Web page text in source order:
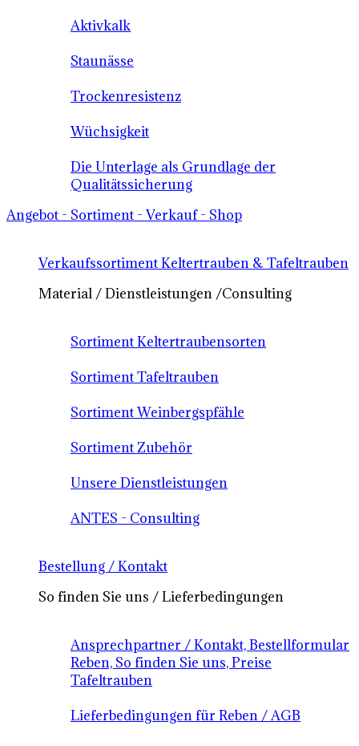
Aktivkalk
Staunässe
Trockenresistenz
Wüchsigkeit
Die Unterlage als Grundlage der
Qualitätssicherung
Angebot - Sortiment - Verkauf - Shop
Verkaufssortiment Keltertrauben & Tafeltrauben
Material / Dienstleistungen /Consulting
Sortiment Keltertraubensorten
Sortiment Tafeltrauben
Sortiment Weinbergspfähle
Sortiment Zubehör
Unsere Dienstleistungen
ANTES - Consulting
Bestellung / Kontakt
So finden Sie uns / Lieferbedingungen
Ansprechpartner / Kontakt, Bestellformular
Reben, So finden Sie uns, Preise
Tafeltrauben
Lieferbedingungen für Reben / AGB